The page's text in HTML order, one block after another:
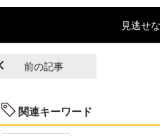
見逃せ
前の記事
関連キーワード